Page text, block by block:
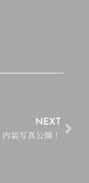
NEXT
内装写真公開！